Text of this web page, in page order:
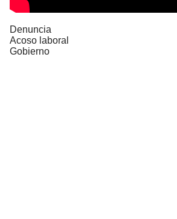
Denuncia
Acoso laboral
Gobierno